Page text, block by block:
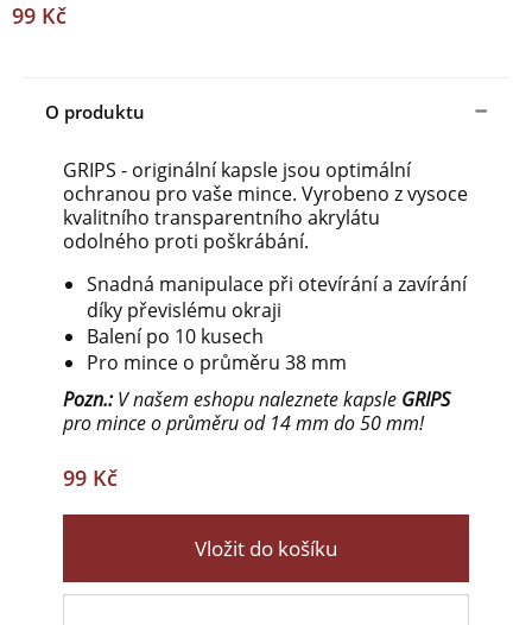
99 Kč
O produktu
GRIPS - originální kapsle jsou optimální
ochranou pro vaše mince. Vyrobeno z vysoce
kvalitního transparentního akrylátu
odolného proti poškrábání.
Snadná manipulace při otevírání a zavírání
díky převislému okraji
Balení po 10 kusech
Pro mince o průměru 38 mm
Pozn.:V našem eshopu naleznete kapsle GRIPS
pro mince o průměru od 14 mm do 50 mm!
99 Kč
Vložit do košíku